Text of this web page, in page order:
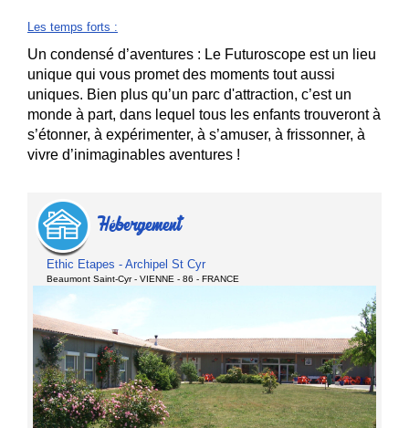
Les temps forts :
Un condensé d’aventures : Le Futuroscope est un lieu
unique qui vous promet des moments tout aussi
uniques. Bien plus qu’un parc d'attraction, c’est un
monde à part, dans lequel tous les enfants trouveront à
s’étonner, à expérimenter, à s’amuser, à frissonner, à
vivre d’inimaginables aventures !
Hébergement
Ethic Etapes - Archipel St Cyr
Beaumont Saint-Cyr - VIENNE - 86 - FRANCE